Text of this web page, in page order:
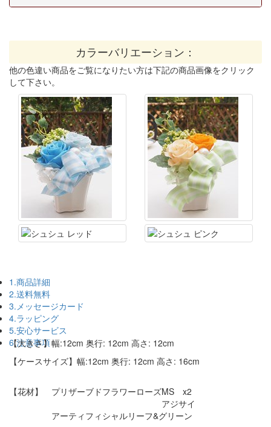
カラーバリエーション：
他の色違い商品をご覧になりたい方は下記の商品画像をクリック
して下さい。
1.商品詳細
2.送料無料
3.メッセージカード
4.ラッピング
5.安心サービス
6.注意事項
【大きさ】幅:12cm 奥行: 12cm 高さ: 12cm
【ケースサイズ】幅:12cm 奥行: 12cm 高さ: 16cm
【花材】 プリザーブドフラワーローズMS x2
アジサイ
アーティフィシャルリーフ&グリーン